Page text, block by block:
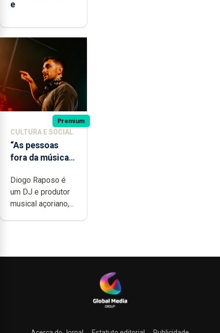
e
Premium
CULTURA E SOCIAL
“As pessoas
fora da música
do quão difícil é
produzir uma
música”
Diogo Raposo é
um DJ e produtor
musical açoriano,...